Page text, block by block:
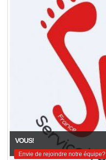
VOUS!
Envie de rejoindre notre équipe?